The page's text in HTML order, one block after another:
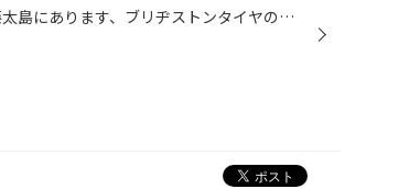
いつもお世話になっております。 磐田市弥藤太島にあります、ブリヂストンタイヤの専門店タイヤ館 磐田」です。 【磐田 浜松 袋井 掛川 菊川 御前崎】のお客様、 いつもご来店頂き、誠にありがとうございます。m(_ _)m タイヤ館アプリダウンロードでお得にタイヤGET 詳しくはこちら 2年に一度の… 【...